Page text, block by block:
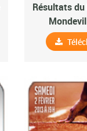
Résultats